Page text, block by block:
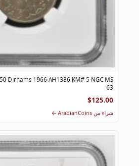
Dirhams 1966 AH1386 KM# 5 NGC MS
63
$125.00
شراء من ArabianCoins ←